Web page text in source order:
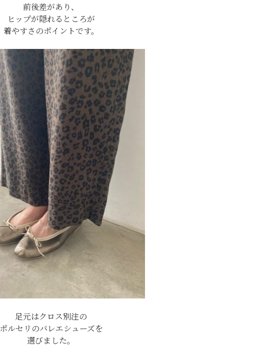
前後差があり、
ヒップが隠れるところが
着やすさのポイントです。
足元はクロス別注の
ポルセリのバレエシューズを
選びました。